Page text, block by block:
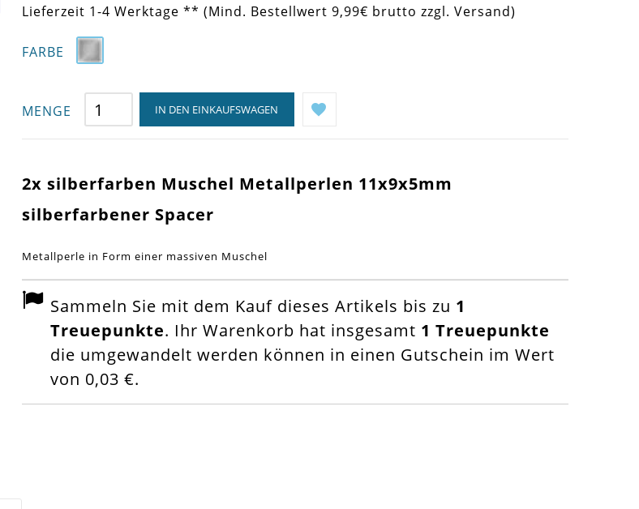
Lieferzeit 1-4 Werktage ** (Mind. Bestellwert 9,99€ brutto zzgl. Versand)
FARBE
MENGE IN DEN EINKAUFSWAGEN
2x silberfarben Muschel Metallperlen 11x9x5mm
silberfarbener Spacer
Metallperle in Form einer massiven Muschel
Sammeln Sie mit dem Kauf dieses Artikels bis zu 1
Treuepunkte. Ihr Warenkorb hat insgesamt 1 Treuepunkte
die umgewandelt werden können in einen Gutschein im Wert
von 0,03 €.